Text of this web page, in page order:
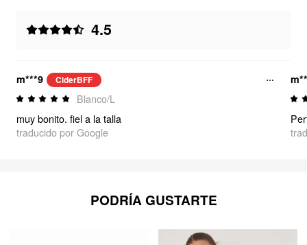
4.5
m***9 CiderBFF
Blanco/L
muy bonito. fiel a la talla
traducido por Google
PODRÍA GUSTARTE